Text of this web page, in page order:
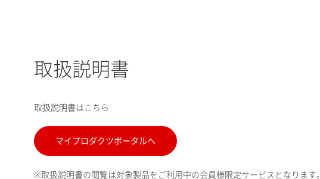
取扱説明書
取扱説明書はこちら
マイプロダクツポータルへ
※取扱説明書の閲覧は対象製品をご利用中の会員様限定サービスとなります。